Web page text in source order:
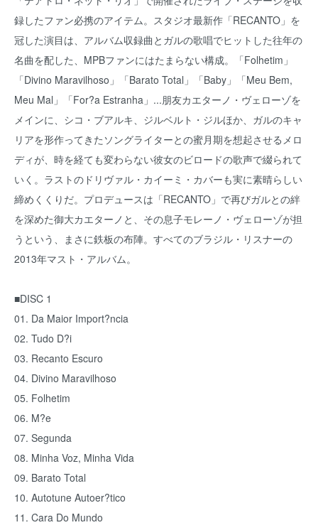
録したファン必携のアイテム。スタジオ最新作「RECANTO」を
冠した演目は、アルバム収録曲とガルの歌唱でヒットした往年の
名曲を配した、MPBファンにはたまらない構成。「Folhetim」
「Divino Maravilhoso」「Barato Total」「Baby」「Meu Bem,
Meu Mal」「For?a Estranha」...朋友カエターノ・ヴェローゾを
メインに、シコ・ブアルキ、ジルベルト・ジルほか、ガルのキャ
リアを形作ってきたソングライターとの蜜月期を想起させるメロ
ディが、時を経ても変わらない彼女のビロードの歌声で綴られて
いく。ラストのドリヴァル・カイーミ・カバーも実に素晴らしい
締めくくりだ。プロデュースは「RECANTO」で再びガルとの絆
を深めた御大カエターノと、その息子モレーノ・ヴェローゾが担
うという、まさに鉄板の布陣。すべてのブラジル・リスナーの
2013年マスト・アルバム。
■DISC 1
01. Da Maior Import?ncia
02. Tudo D?i
03. Recanto Escuro
04. Divino Maravilhoso
05. Folhetim
06. M?e
07. Segunda
08. Minha Voz, Minha Vida
09. Barato Total
10. Autotune Autoer?tico
11. Cara Do Mundo